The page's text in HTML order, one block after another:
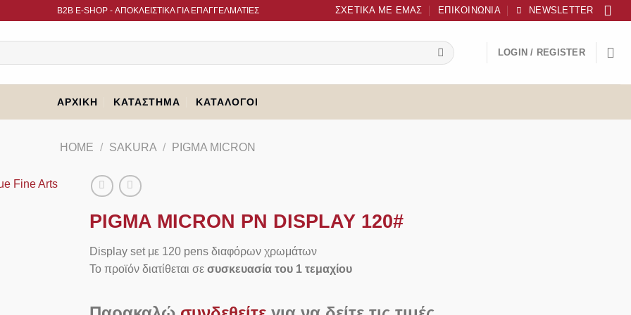
B2B Ε-SHOP - ΑΠΟΚΛΕΙΣΤΙΚΑ ΓΙΑ ΕΠΑΓΓΕΛΜΑΤΙΕΣ ΣΧΕΤΙΚΆ ΜΕ ΕΜΆΣ ΕΠΙΚΟΙΝΩΝΊΑ NEWSLETTER
LOGIN / REGISTER
ΑΡΧΙΚΉ ΚΑΤΆΣΤΗΜΑ ΚΑΤΆΛΟΓΟΙ
HOME / SAKURA / PIGMA MICRON
PIGMA MICRON PN DISPLAY 120#
Display set με 120 pens διαφόρων χρωμάτων
Το προϊόν διατίθεται σε συσκευασία του 1 τεμαχίου